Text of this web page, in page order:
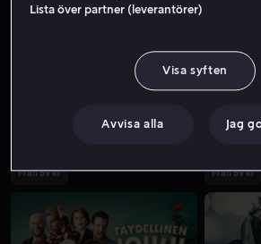
Från 59 kr Från 59 kr
Lista över partner (leverantörer)
Visa syften
Avvisa alla Jag